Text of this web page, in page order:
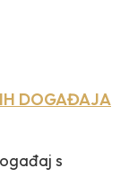
DOGAĐAJA
s